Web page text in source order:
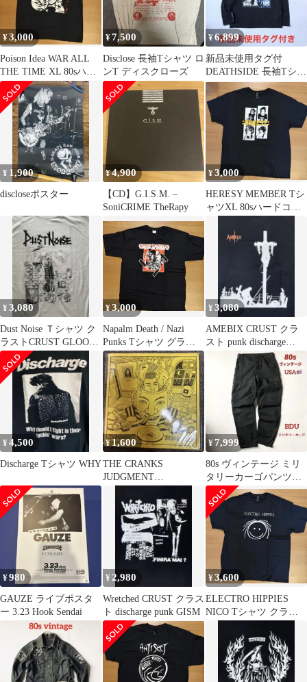
¥3,000
Poison Idea WAR ALL
THE TIME XL 80sハー
ドコア
¥7,500
Disclose 長袖Tシャツ ロ
ンT ディスクローズ
¥6,899
新品未使用タグ付
DEATHSIDE 長袖Tシャ
ツ ハードコアpunk
GISM
¥ 1,900
discloseポスター
¥4,900
【CD】G.I.S.M. –
SoniCRIME TheRapy
¥3,000
HERESY MEMBER Tシ
ャツXL 80sハードコア
¥3,080
Dust Noise Ｔシャツ ク
ラストCRUST GLOOM
confuse
¥3,000
Napalm Death / Nazi
Punks Tシャツ グライ
ンドコア
¥3,080
AMEBIX CRUST クラ
スト punk discharge
¥4,500
Discharge Tシャツ WHY
¥1,600
THE CRANKS
JUDGMENT
¥7,999
80s ヴィンテージ ミリ
タリーカーゴパンツ
USA BDU スケボー 軍
物
¥980
GAUZE ライブポスタ
ー 3.23 Hook Sendai
¥ 2,980
Wretched CRUST クラス
ト discharge punk GISM
¥3,600
ELECTRO HIPPIES
NICO Tシャツ クラス